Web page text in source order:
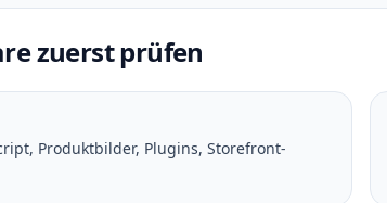
zuerst prüfen
Produktbilder, Plugins, Storefront-